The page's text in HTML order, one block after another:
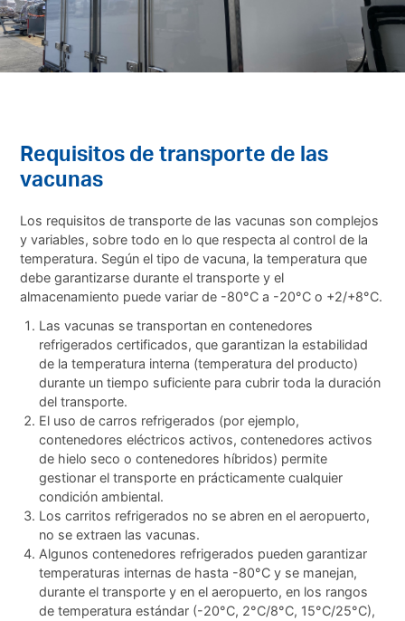
Requisitos de transporte de las
vacunas
Los requisitos de transporte de las vacunas son complejos
y variables, sobre todo en lo que respecta al control de la
temperatura. Según el tipo de vacuna, la temperatura que
debe garantizarse durante el transporte y el
almacenamiento puede variar de -80°C a -20°C o +2/+8°C.
Las vacunas se transportan en contenedores
refrigerados certificados, que garantizan la estabilidad
de la temperatura interna (temperatura del producto)
durante un tiempo suficiente para cubrir toda la duración
del transporte.
El uso de carros refrigerados (por ejemplo,
contenedores eléctricos activos, contenedores activos
de hielo seco o contenedores híbridos) permite
gestionar el transporte en prácticamente cualquier
condición ambiental.
Los carritos refrigerados no se abren en el aeropuerto,
no se extraen las vacunas.
Algunos contenedores refrigerados pueden garantizar
temperaturas internas de hasta -80°C y se manejan,
durante el transporte y en el aeropuerto, en los rangos
de temperatura estándar (-20°C, 2°C/8°C, 15°C/25°C),